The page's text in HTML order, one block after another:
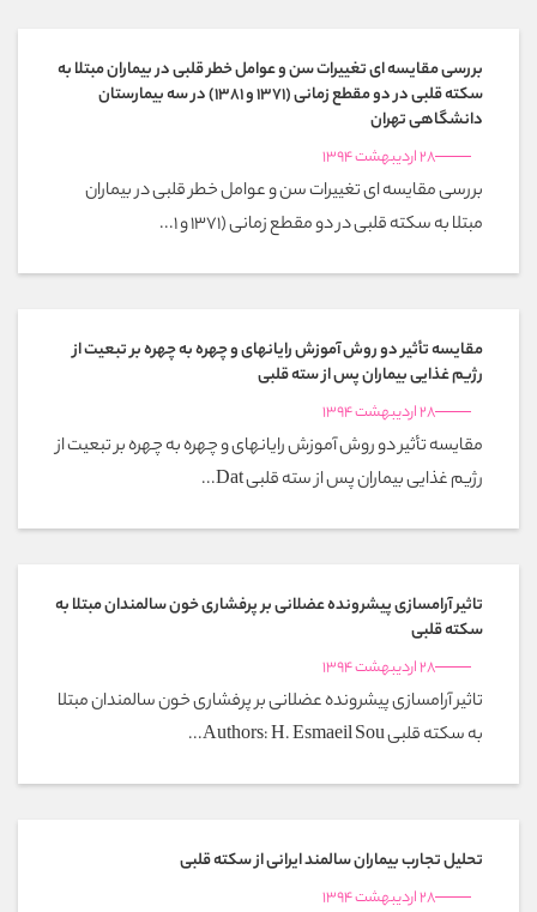
بررسی مقایسه ای تغییرات سن و عوامل خطر قلبی در بیماران مبتلا به
سکته قلبی در دو مقطع زمانی (1371 و 1381) در سه بیمارستان
دانشگاهی تهران
28 اردیبهشت 1394
بررسی مقایسه ای تغییرات سن و عوامل خطر قلبی در بیماران
مبتلا به سکته قلبی در دو مقطع زمانی (1371 و 1...
مقایسه تأثیر دو روش آموزش رایانهای و چهره به چهره بر تبعیت از
رژیم غذایی بیماران پس از سته قلبی
28 اردیبهشت 1394
مقایسه تأثیر دو روش آموزش رایانهای و چهره به چهره بر تبعیت از
رژیم غذایی بیماران پس از سته قلبی Dat...
تاثیر آرامسازی پیشرونده عضلانی بر پرفشاری خون سالمندان مبتلا به
سکته قلبی
28 اردیبهشت 1394
تاثیر آرامسازی پیشرونده عضلانی بر پرفشاری خون سالمندان مبتلا
به سکته قلبی Authors: H. Esmaeil Sou...
تحلیل تجارب بیماران سالمند ایرانی از سکته قلبی
28 اردیبهشت 1394